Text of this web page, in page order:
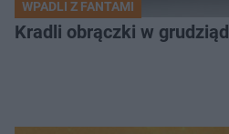
WPADLI Z FANTAMI
Kradli obrączki w